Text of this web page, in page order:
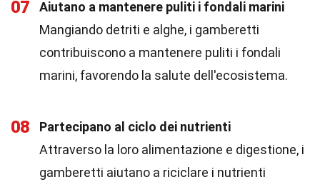
07
Aiutano a mantenere puliti i fondali marini
Mangiando detriti e alghe, i gamberetti
contribuiscono a mantenere puliti i fondali
marini, favorendo la salute dell'ecosistema.
08
Partecipano al ciclo dei nutrienti
Attraverso la loro alimentazione e digestione, i
gamberetti aiutano a riciclare i nutrienti